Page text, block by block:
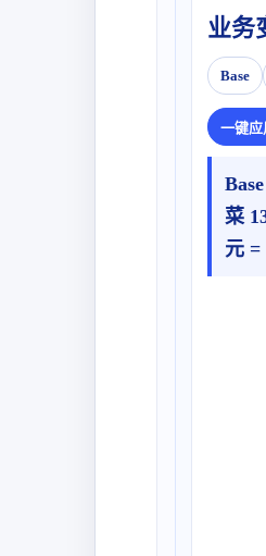
业务
Base
一键应
菜
元 =